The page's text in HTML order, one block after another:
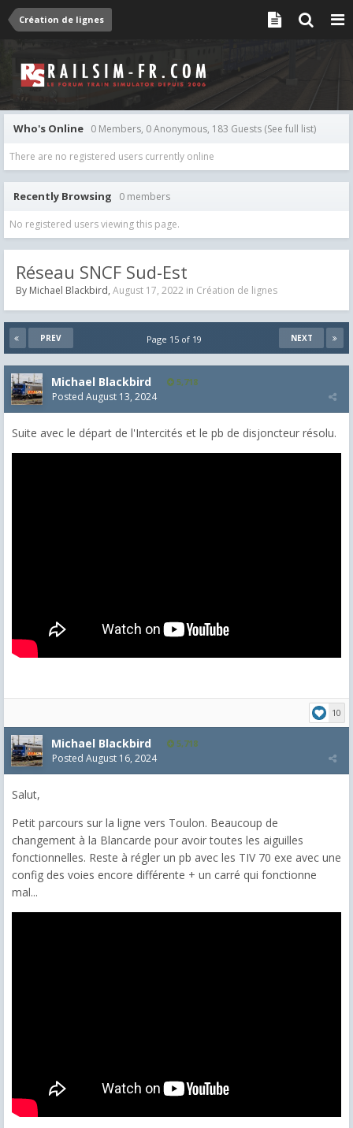
Création de lignes
Who's Online 0 Members, 0 Anonymous, 183 Guests (See full list)
There are no registered users currently online
Recently Browsing 0 members
No registered users viewing this page.
Réseau SNCF Sud-Est
By Michael Blackbird, August 17, 2022 in Création de lignes
PREV NEXT
Page 15 of 19
Michael Blackbird 5,718
Posted August 13, 2024
Suite avec le départ de l'Intercités et le pb de disjoncteur résolu.
10
Michael Blackbird 5,718
Posted August 16, 2024
Salut,
Petit parcours sur la ligne vers Toulon. Beaucoup de
changement à la Blancarde pour avoir toutes les aiguilles
fonctionnelles. Reste à régler un pb avec les TIV 70 exe avec une
config des voies encore différente + un carré qui fonctionne
mal...